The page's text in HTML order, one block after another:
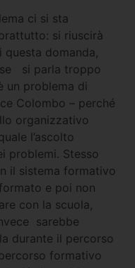
ci si sta
si riuscirà
questa domanda,
si parla troppo
un problema di
Colombo – perché
organizzativo
l’ascolto
problemi. Stesso
il sistema formativo
e poi non
con la scuola,
sarebbe
durante il percorso
formativo